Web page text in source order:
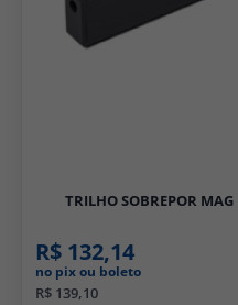
TRILHO SOBREPOR
R$ 132,14
no pix ou boleto
R$ 139,10